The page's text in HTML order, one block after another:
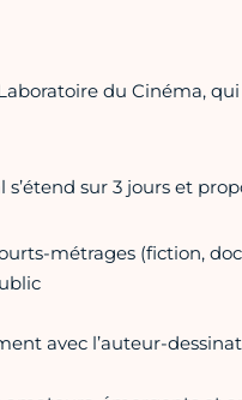
du Cinéma,
sur 3 jours et
métrages (fiction,
avec l’auteur-